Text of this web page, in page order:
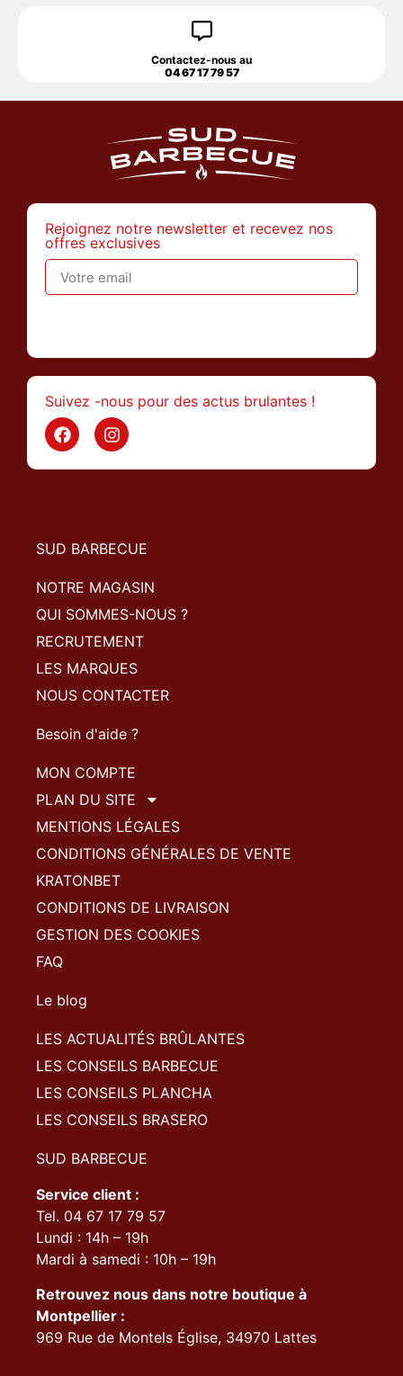
Contactez-nous au
04 67 17 79 57
Rejoignez notre newsletter et recevez nos
offres exclusives
Suivez -nous pour des actus brulantes !
SUD BARBECUE
NOTRE MAGASIN
QUI SOMMES-NOUS ?
RECRUTEMENT
LES MARQUES
NOUS CONTACTER
Besoin d'aide ?
MON COMPTE
PLAN DU SITE
MENTIONS LÉGALES
CONDITIONS GÉNÉRALES DE VENTE
KRATONBET
CONDITIONS DE LIVRAISON
GESTION DES COOKIES
FAQ
Le blog
LES ACTUALITÉS BRÛLANTES
LES CONSEILS BARBECUE
LES CONSEILS PLANCHA
LES CONSEILS BRASERO
SUD BARBECUE
Service client :
Tel. 04 67 17 79 57
Lundi : 14h – 19h
Mardi à samedi : 10h – 19h
Retrouvez nous dans notre boutique à
Montpellier :
969 Rue de Montels Église, 34970 Lattes